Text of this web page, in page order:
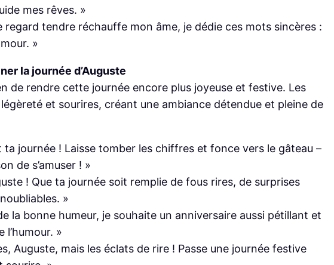
mes rêves. »
regard tendre réchauffe mon âme, je dédie ces mots sincères :
»
la journée d’Auguste
de rendre cette journée encore plus joyeuse et festive. Les
et sourires, créant une ambiance détendue et pleine de
ta journée ! Laisse tomber les chiffres et fonce vers le gâteau –
de s’amuser ! »
! Que ta journée soit remplie de fous rires, de surprises
»
la bonne humeur, je souhaite un anniversaire aussi pétillant et
»
Auguste, mais les éclats de rire ! Passe une journée festive